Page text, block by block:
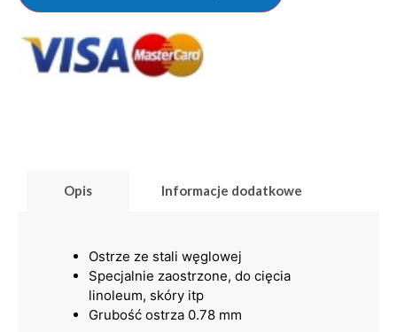
Opis Informacje dodatkowe
Ostrze ze stali węglowej
Specjalnie zaostrzone, do cięcia
linoleum, skóry itp
Grubość ostrza 0.78 mm